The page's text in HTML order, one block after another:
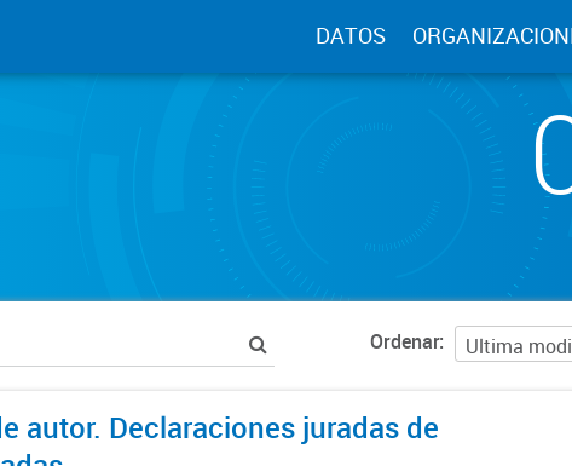
DATOS
Ordenar
autor. Declaraciones juradas de